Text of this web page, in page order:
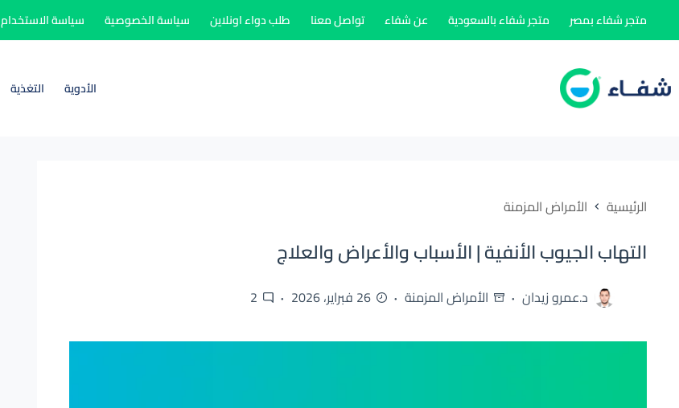
إلى
متجر شفاء بمصر متجر شفاء بالسعودية عن شفاء تواصل معنا طلب دواء اونلاين سياسة الخصوصية سياسة الاستخدام
الأدوية التغذية
الرئيسية الأمراض المزمنة
التهاب الجيوب الأنفية | الأسباب والأعراض والعلاج
د.عمرو زيدان الأمراض المزمنة 26 فبراير، 2026 2